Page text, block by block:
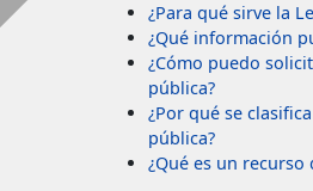
¿Para qué sirve la
¿Qué información
¿Cómo puedo
pública?
¿Por qué se
pública?
¿Qué es un recurso